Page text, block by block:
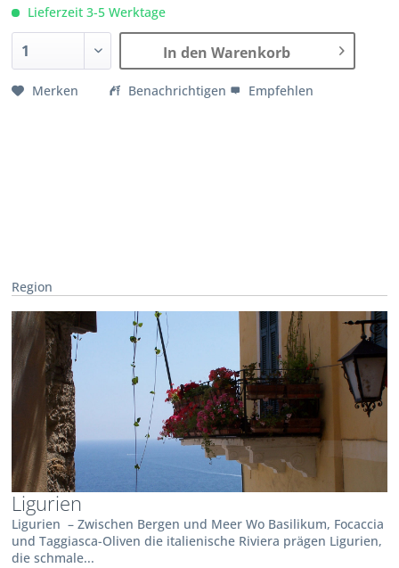
Lieferzeit 3-5 Werktage
In den Warenkorb
Merken Benachrichtigen Empfehlen
Region
Ligurien
Ligurien – Zwischen Bergen und Meer Wo Basilikum, Focaccia
und Taggiasca-Oliven die italienische Riviera prägen Ligurien,
die schmale...